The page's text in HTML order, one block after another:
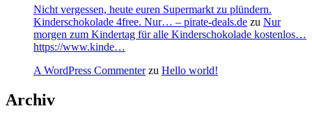
Nicht vergessen, heute euren Supermarkt zu plündern.
Kinderschokolade 4free. Nur… – pirate-deals.de zu Nur
morgen zum Kindertag für alle Kinderschokolade kostenlos…
https://www.kinde…
A WordPress Commenterzu Hello world!
Archiv